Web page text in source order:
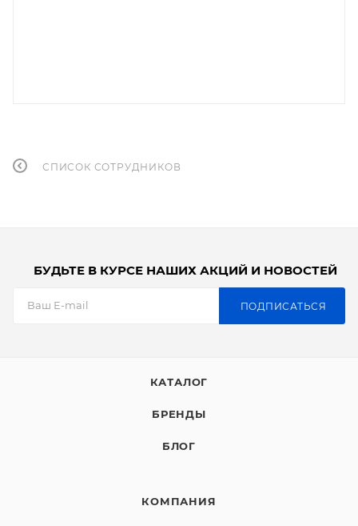
СПИСОК СОТРУДНИКОВ
БУДЬТЕ В КУРСЕ НАШИХ АКЦИЙ И НОВОСТЕЙ
ПОДПИСАТЬСЯ
КАТАЛОГ
БРЕНДЫ
БЛОГ
КОМПАНИЯ